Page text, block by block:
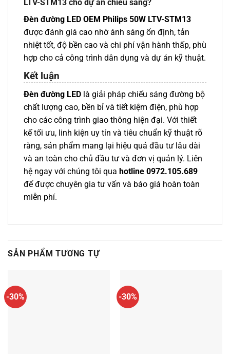
LTV-STM13 cho dự án chiếu sáng?
Đèn đường LED OEM Philips 50W LTV-STM13
được đánh giá cao nhờ ánh sáng ổn định, tản
nhiệt tốt, độ bền cao và chi phí vận hành thấp, phù
hợp cho cả công trình dân dụng và dự án kỹ thuật.
Kết luận
Đèn đường LED là giải pháp chiếu sáng đường bộ
chất lượng cao, bền bỉ và tiết kiệm điện, phù hợp
cho các công trình giao thông hiện đại. Với thiết
kế tối ưu, linh kiện uy tín và tiêu chuẩn kỹ thuật rõ
ràng, sản phẩm mang lại hiệu quả đầu tư lâu dài
và an toàn cho chủ đầu tư và đơn vị quản lý. Liên
hệ ngay với chúng tôi qua hotline 0972.105.689
để được chuyên gia tư vấn và báo giá hoàn toàn
miễn phí.
SẢN PHẨM TƯƠNG TỰ
-30% -30%